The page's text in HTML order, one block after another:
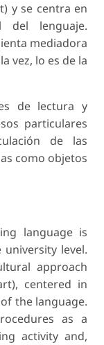
y se centra en
del lenguaje.
mediadora
vez, lo es de la
de lectura y
particulares
de las
como objetos
language is
level.
approach
centered in
the language.
as a
activity and,